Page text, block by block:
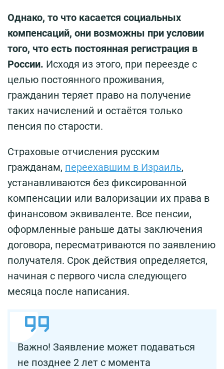
Однако, то что касается социальных
компенсаций, они возможны при условии
того, что есть постоянная регистрация в
России. Исходя из этого, при переезде с
целью постоянного проживания,
гражданин теряет право на получение
таких начислений и остаётся только
пенсия по старости.
Страховые отчисления русским
гражданам, переехавшим в Израиль,
устанавливаются без фиксированной
компенсации или валоризации их права в
финансовом эквиваленте. Все пенсии,
оформленные раньше даты заключения
договора, пересматриваются по заявлению
получателя. Срок действия определяется,
начиная с первого числа следующего
месяца после написания.
Важно! Заявление может подаваться
не позднее 2 лет с момента